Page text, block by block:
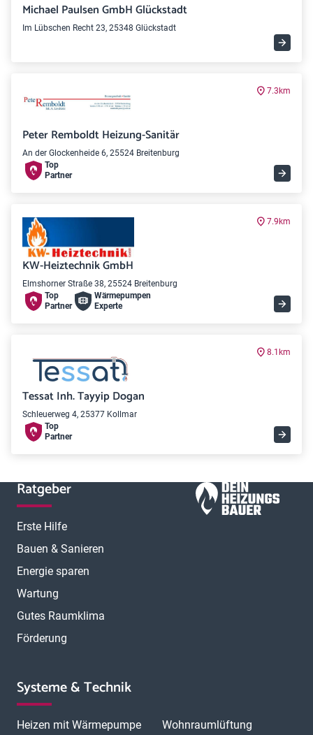
Michael Paulsen GmbH Glückstadt
Im Lübschen Recht 23, 25348 Glückstadt
7.3km
Peter Remboldt Heizung-Sanitär
An der Glockenheide 6, 25524 Breitenburg
Top
Partner
7.9km
KW-Heiztechnik GmbH
Elmshorner Straße 38, 25524 Breitenburg
Top
Partner
Wärme­pumpen
Experte
8.1km
Tessat Inh. Tayyip Dogan
Schleuerweg 4, 25377 Kollmar
Top
Partner
Ratgeber
Erste Hilfe
Bauen & Sanieren
Energie sparen
Wartung
Gutes Raumklima
Förderung
Systeme & Technik
Heizen mit Wärmepumpe
Wohnraumlüftung